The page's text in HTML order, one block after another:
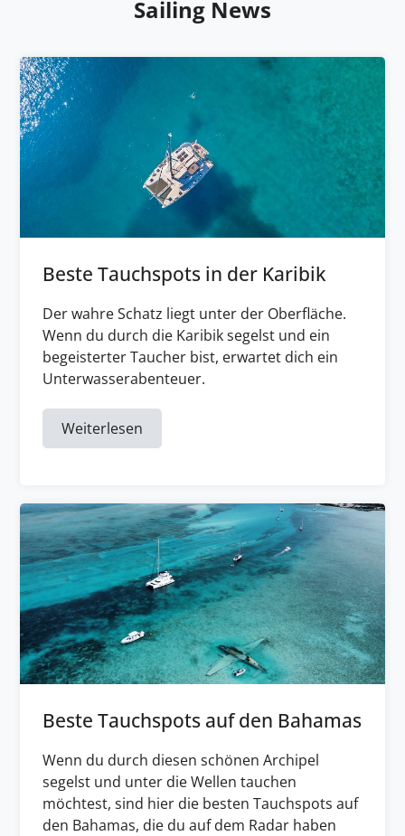
Sailing News
Beste Tauchspots in der Karibik
Der wahre Schatz liegt unter der Oberfläche.
Wenn du durch die Karibik segelst und ein
begeisterter Taucher bist, erwartet dich ein
Unterwasserabenteuer.
Weiterlesen
Beste Tauchspots auf den Bahamas
Wenn du durch diesen schönen Archipel
segelst und unter die Wellen tauchen
möchtest, sind hier die besten Tauchspots auf
den Bahamas, die du auf dem Radar haben